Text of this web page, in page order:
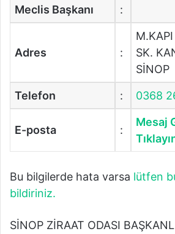
Meclis Başkanı :
Adres :
SK.
SİNOP
Telefon : 0368
E-posta :
Mesaj
Bu bilgilerde hata varsa lütfen
bildiriniz.
SİNOP ZİRAAT ODASI